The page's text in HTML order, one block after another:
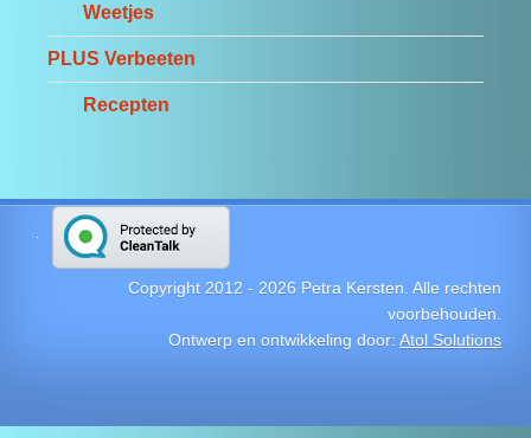
Weetjes
PLUS Verbeeten
Recepten
Copyright 2012 - 2026 Petra Kersten. Alle rechten
voorbehouden.
Ontwerp en ontwikkeling door: Atol Solutions